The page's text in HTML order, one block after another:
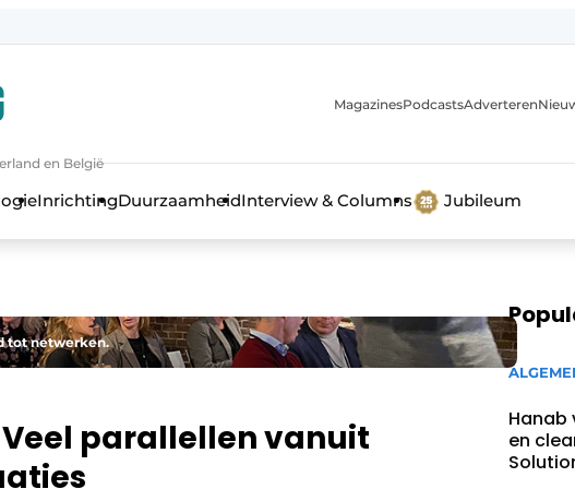
en België
MagazinesPodcastsAdverteren
InrichtingDuurzaamheidInterview & Columns Jubileum
tot netwerken.
parallellen vanuit
Hanab
en